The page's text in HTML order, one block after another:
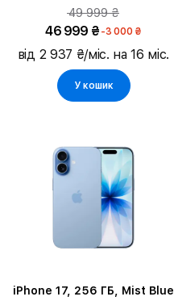
49 999 ₴
46 999 ₴ -3 000 ₴
від 2 937 ₴/міс. на 16 міс.
У кошик
iPhone 17, 256 ГБ, Mist Blue